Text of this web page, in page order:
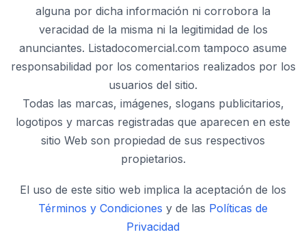
alguna por dicha información ni corrobora la
veracidad de la misma ni la legitimidad de los
anunciantes. Listadocomercial.com tampoco asume
responsabilidad por los comentarios realizados por los
usuarios del sitio.
Todas las marcas, imágenes, slogans publicitarios,
logotipos y marcas registradas que aparecen en este
sitio Web son propiedad de sus respectivos
propietarios.
El uso de este sitio web implica la aceptación de los
Términos y Condiciones y de las Políticas de
Privacidad